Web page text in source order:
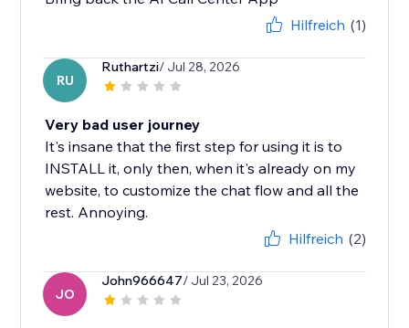
Hilfreich (1)
RU
Ruthartzi/ Jul 28, 2026
Very bad user journey
It's insane that the first step for using it is to
INSTALL it, only then, when it's already on my
website, to customize the chat flow and all the
rest. Annoying.
Hilfreich (2)
JO
John966647/ Jul 23, 2026